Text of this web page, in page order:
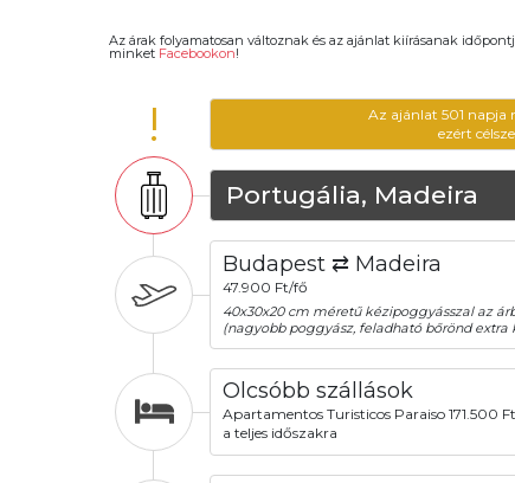
Az árak folyamatosan változnak és az ajánlat kiírásanak
minket Facebookon!
!
Az ajánlat 501 napja
ezért
Portugália, Madeira
Budapest ⇄ Madeira
47.900 Ft/fő
40x30x20 cm méretű kézipoggyásszal az
(nagyobb poggyász, feladható bőrönd extra
Olcsóbb szállások
Apartamentos Turisticos Paraiso 171.500
a teljes időszakra